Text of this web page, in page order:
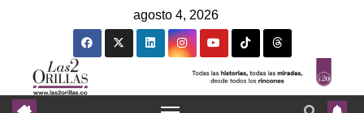
agosto 4, 2026